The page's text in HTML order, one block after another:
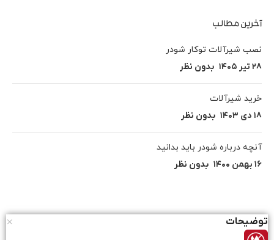
آخرین مطالب
نصب شیرآلات توکار شودر
۲۸ تیر ۱۴۰۵
بدون نظر
خرید شیرآلات
۱۸ دی ۱۴۰۳
بدون نظر
آنچه درباره شودر باید بدانید
۱۶ بهمن ۱۴۰۰
بدون نظر
توضیحات